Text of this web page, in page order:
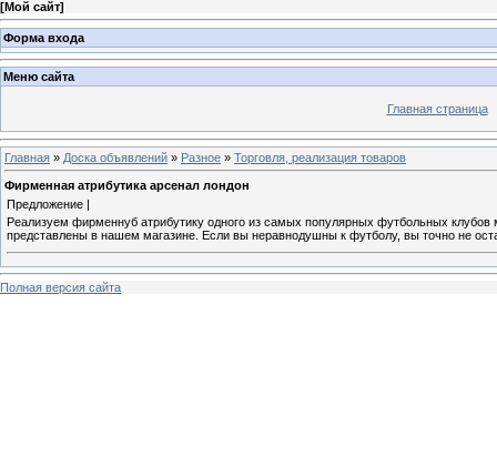
[Мой сайт]
Форма входа
Меню сайта
Главная страница
Главная » Доска объявлений » Разное » Торговля, реализация товаров
Фирменная атрибутика арсенал лондон
Предложение |
Реализуем фирменнуб атрибутику одного из самых популярных футбольных
представлены в нашем магазине. Если вы неравнодушны к футболу, вы точно не
Полная версия сайта